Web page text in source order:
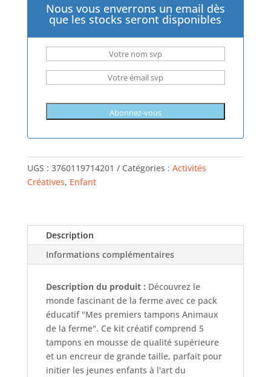
Nous vous enverrons un email dès
que les stocks seront disponibles
UGS : 3760119714201 Catégories : Activités
Créatives, Enfant
Description
Informations complémentaires
Description du produit : Découvrez le
monde fascinant de la ferme avec ce pack
éducatif "Mes premiers tampons Animaux
de la ferme". Ce kit créatif comprend 5
tampons en mousse de qualité supérieure
et un encreur de grande taille, parfait pour
initier les jeunes enfants à l'art du